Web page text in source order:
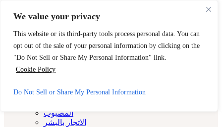
We value your privacy
This website or its third-party tools process personal data. You can
opt out of the sale of your personal information by clicking on the
"Do Not Sell or Share My Personal Information" link.
Cookie Policy
Do Not Sell or Share My Personal Information
كاست لوس أنجلوس
المصبوب
الاتجار بالبشر